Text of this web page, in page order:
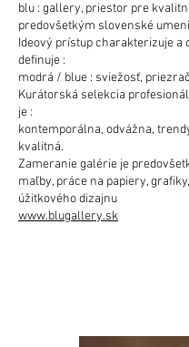
blu : gallery, priestor pre
predovšetkým slovenské
Ideový prístup charakterizuje a
definuje :
modrá / blue : sviežosť,
Kurátorská selekcia
je :
kontemporálna, odvážna,
kvalitná.
Zameranie galérie je
maľby, práce na papiery,
úžitkového dizajnu
www.blugallery.sk